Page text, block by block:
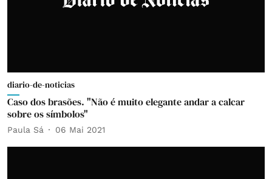
diario-de-noticias
Caso dos brasões. "Não é muito elegante andar a calcar
sobre os símbolos"
Paula Sá 06 Mai 2021